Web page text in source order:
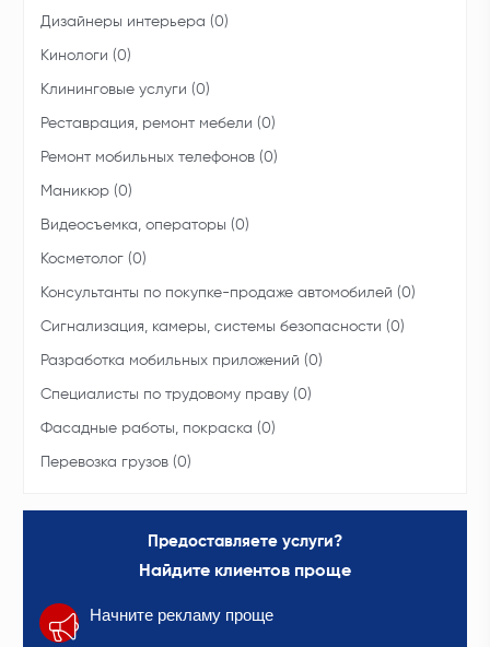
Дизайнеры интерьера (0)
Кинологи (0)
Клининговые услуги (0)
Реставрация, ремонт мебели (0)
Ремонт мобильных телефонов (0)
Маникюр (0)
Видеосъемка, операторы (0)
Косметолог (0)
Консультанты по покупке-продаже автомобилей (0)
Сигнализация, камеры, системы безопасности (0)
Разработка мобильных приложений (0)
Специалисты по трудовому праву (0)
Фасадные работы, покраска (0)
Перевозка грузов (0)
Предоставляете услуги?
Найдите клиентов проще
Начните рекламу проще